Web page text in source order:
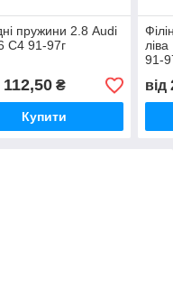
пружини 2.8 Audi
C4 91-97г
112,50₴
Купити
91-
від